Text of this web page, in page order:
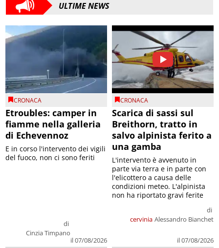
ULTIME NEWS
CRONACA
Etroubles: camper in
fiamme nella galleria
di Echevennoz
di
Cinzia Timpano
il 07/08/2026
E in corso l'intervento dei vigili
del fuoco, non ci sono feriti
CRONACA
Scarica di sassi sul
Breithorn, tratto in
salvo alpinista ferito a
una gamba
cervinia
di
Alessandro Bianchet
il 07/08/2026
L'intervento è avvenuto in
parte via terra e in parte con
l'elicottero a causa delle
condizioni meteo. L'alpinista
non ha riportato gravi ferite